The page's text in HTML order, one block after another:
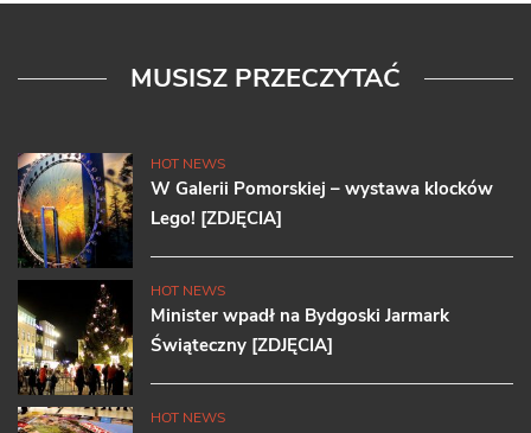
MUSISZ PRZECZYTAĆ
HOT NEWS
W Galerii Pomorskiej – wystawa klocków
Lego! [ZDJĘCIA]
HOT NEWS
Minister wpadł na Bydgoski Jarmark
Świąteczny [ZDJĘCIA]
HOT NEWS